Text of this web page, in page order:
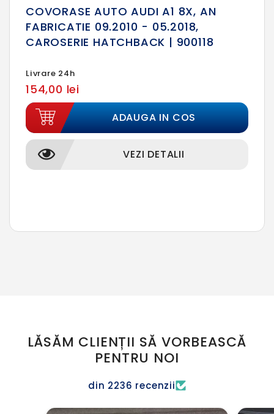
COVORASE AUTO AUDI A1 8X, AN
FABRICATIE 09.2010 - 05.2018,
CAROSERIE HATCHBACK | 900118
Livrare 24h
154,00 lei
ADAUGA IN COS
VEZI DETALII
LĂSĂM CLIENȚII SĂ VORBEASCĂ
PENTRU NOI
din 2236 recenzii